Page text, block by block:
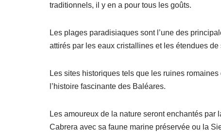
traditionnels, il y en a pour tous les goûts.
Les plages paradisiaques sont l’une des
attirés par les eaux cristallines et les étendues
Les sites historiques tels que les ruines
l’histoire fascinante des Baléares.
Les amoureux de la nature seront enchantés
Cabrera avec sa faune marine préservée ou la